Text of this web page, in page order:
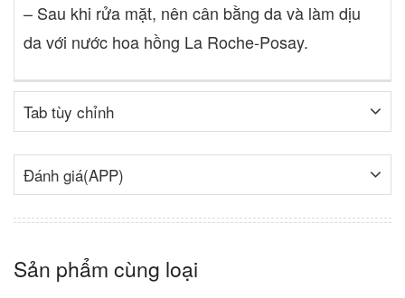
– Sau khi rửa mặt, nên cân bằng da và làm dịu
da với nước hoa hồng La Roche-Posay.
Tab tùy chỉnh
Đánh giá(APP)
Sản phẩm cùng loại